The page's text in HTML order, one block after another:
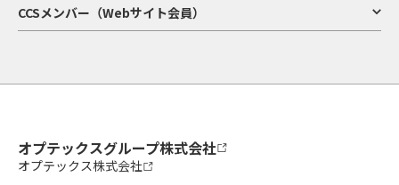
CCSメンバー（Webサイト会員）
オプテックスグループ株式会社
オプテックス株式会社